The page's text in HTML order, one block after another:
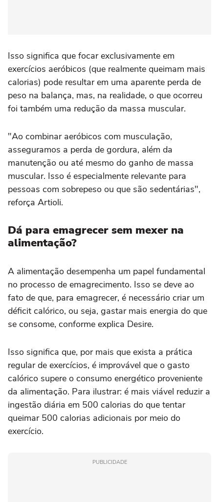
Isso significa que focar exclusivamente em
exercícios aeróbicos (que realmente queimam mais
calorias) pode resultar em uma aparente perda de
peso na balança, mas, na realidade, o que ocorreu
foi também uma redução da massa muscular.
"Ao combinar aeróbicos com musculação,
asseguramos a perda de gordura, além da
manutenção ou até mesmo do ganho de massa
muscular. Isso é especialmente relevante para
pessoas com sobrepeso ou que são sedentárias",
reforça Artioli.
Dá para emagrecer sem mexer na
alimentação?
A alimentação desempenha um papel fundamental
no processo de emagrecimento. Isso se deve ao
fato de que, para emagrecer, é necessário criar um
déficit calórico, ou seja, gastar mais energia do que
se consome, conforme explica Desire.
Isso significa que, por mais que exista a prática
regular de exercícios, é improvável que o gasto
calórico supere o consumo energético proveniente
da alimentação. Para ilustrar: é mais viável reduzir a
ingestão diária em 500 calorias do que tentar
queimar 500 calorias adicionais por meio do
exercício.
PUBLICIDADE